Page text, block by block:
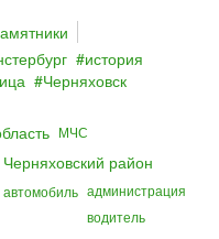
история
Черняховск
МЧС
Черняховский район
автомобиль администрация
водитель